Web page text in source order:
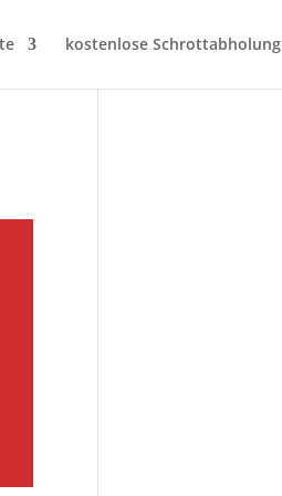
kostenlose Schrottabholung